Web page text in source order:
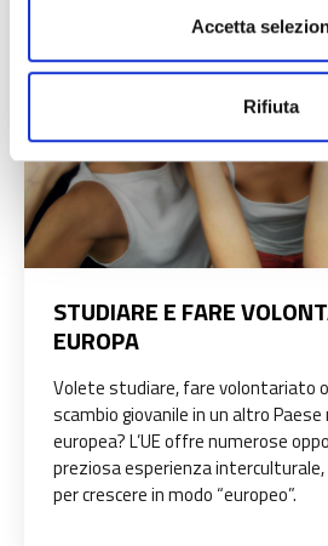
Accetta
Rifiuta
STUDIARE E FARE
EUROPA
Volete studiare, fare volontariato
scambio giovanile in un altro Paese
europea? L’UE offre numerose
preziosa esperienza interculturale,
per crescere in modo “europeo”.